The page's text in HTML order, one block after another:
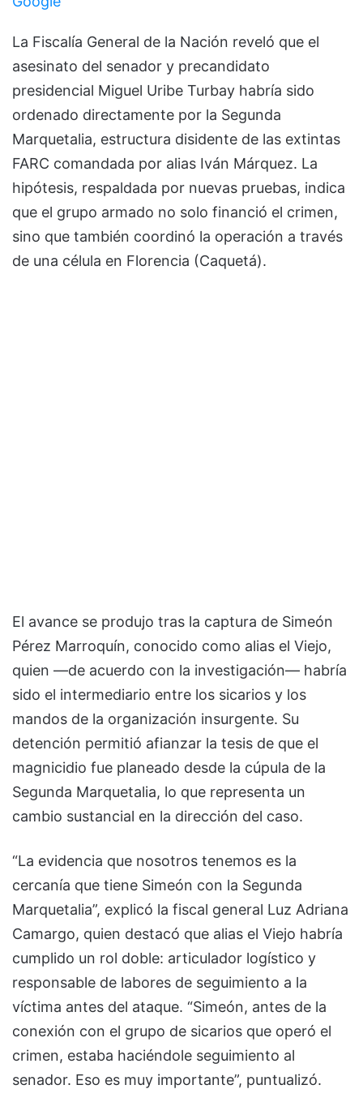
La Fiscalía General de la Nación reveló que el
asesinato del senador y precandidato
presidencial Miguel Uribe Turbay habría sido
ordenado directamente por la Segunda
Marquetalia, estructura disidente de las extintas
FARC comandada por alias Iván Márquez. La
hipótesis, respaldada por nuevas pruebas, indica
que el grupo armado no solo financió el crimen,
sino que también coordinó la operación a través
de una célula en Florencia (Caquetá).
El avance se produjo tras la captura de Simeón
Pérez Marroquín, conocido como alias el Viejo,
quien —de acuerdo con la investigación— habría
sido el intermediario entre los sicarios y los
mandos de la organización insurgente. Su
detención permitió afianzar la tesis de que el
magnicidio fue planeado desde la cúpula de la
Segunda Marquetalia, lo que representa un
cambio sustancial en la dirección del caso.
“La evidencia que nosotros tenemos es la
cercanía que tiene Simeón con la Segunda
Marquetalia”, explicó la fiscal general Luz Adriana
Camargo, quien destacó que alias el Viejo habría
cumplido un rol doble: articulador logístico y
responsable de labores de seguimiento a la
víctima antes del ataque. “Simeón, antes de la
conexión con el grupo de sicarios que operó el
crimen, estaba haciéndole seguimiento al
senador. Eso es muy importante”, puntualizó.